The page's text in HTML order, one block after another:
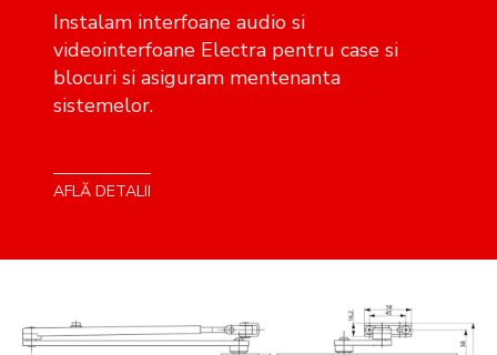
Instalam interfoane audio si
videointerfoane Electra pentru case si
blocuri si asiguram mentenanta
sistemelor.
AFLĂ DETALII